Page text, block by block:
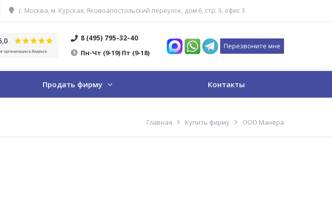
г. Москва, м. Курская, Яковоапостольский переулок, дом 6, стр. 3, офис 3
8 (495) 795-32-40
Пн-Чт (9-19) Пт (9-18)
Перезвоните мне
Продать фирму Контакты
Главная Купить фирму ООО Манера